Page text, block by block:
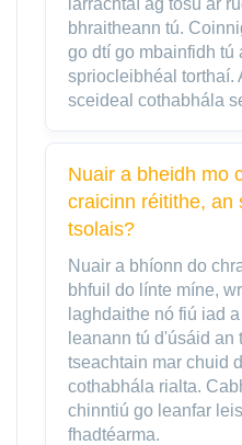
bhraitheann tú.
go dtí go mbainfidh tú
spriocleibhéal torthaí.
sceideal cothabhála
Nuair a bheidh mo
craicinn réitithe, an
tsolais?
Nuair a bhíonn do
bhfuil do línte míne,
laghdaithe nó fiú iad
leanann tú d'úsáid
tseachtain mar chuid
cothabhála rialta.
chinntiú go leanfar
fhadtéarma.